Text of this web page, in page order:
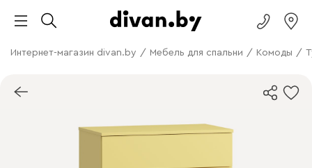
Интернет-магазин divan.by / Мебель для спальни / Комоды /